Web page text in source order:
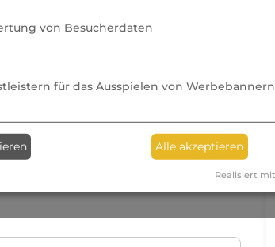
von Besucherdaten
für das Ausspielen von
Alle akzeptieren
Realisiert